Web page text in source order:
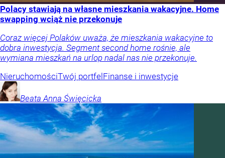
Polacy stawiają na własne mieszkania wakacyjne. Home
swapping wciąż nie przekonuje
Coraz więcej Polaków uważa, że mieszkania wakacyjne to
dobra inwestycja. Segment second home rośnie, ale
wymiana mieszkań na urlop nadal nas nie przekonuje.
NieruchomościTwój portfel Finanse i inwestycje
Beata Anna Święcicka